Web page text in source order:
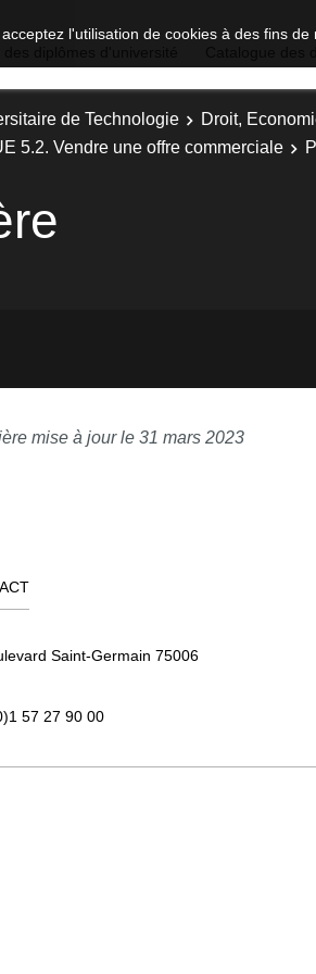
l'utilisation de cookies à des fins
de Technologie Droit,
5.2. Vendre une offre commerciale
mise à jour le 31 mars 2023
Saint-Germain 75006
57 27 90 00